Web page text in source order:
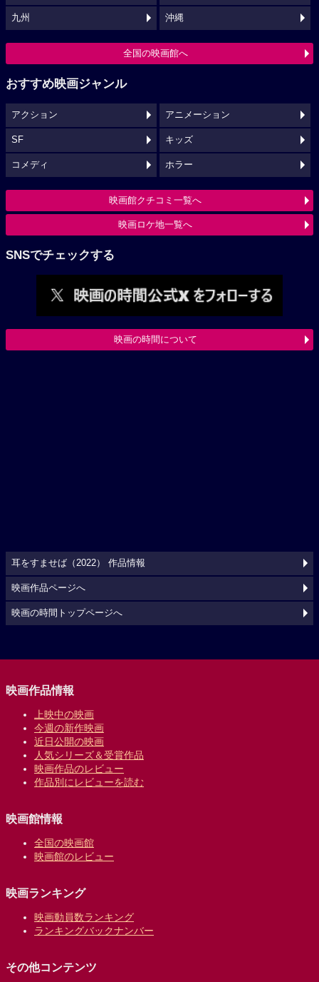
九州 沖縄
全国の映画館へ
おすすめ映画ジャンル
アクション アニメーション
SF キッズ
コメディ ホラー
映画館クチコミ一覧へ
映画ロケ地一覧へ
SNSでチェックする
映画の時間について
耳をすませば（2022） 作品情報
映画作品ページへ
映画の時間トップページへ
映画作品情報
上映中の映画
今週の新作映画
近日公開の映画
人気シリーズ＆受賞作品
映画作品のレビュー
作品別にレビューを読む
映画館情報
全国の映画館
映画館のレビュー
映画ランキング
映画動員数ランキング
ランキングバックナンバー
その他コンテンツ